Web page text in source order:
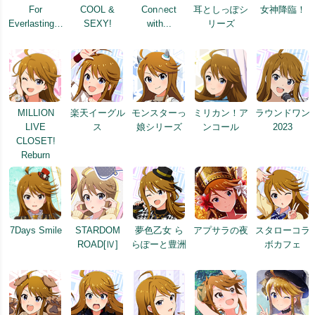
For
Everlasting…
COOL &
SEXY!
Con∩ect
with...
耳としっぽシ
リーズ
女神降臨！
MILLION
LIVE
CLOSET!
Reburn
楽天イーグル
ス
モンスターっ
娘シリーズ
ミリカン！ア
ンコール
ラウンドワン
2023
7Days Smile
STARDOM
ROAD[Ⅳ]
夢色乙女 ら
らぽーと豊洲
アプサラの夜
スタローコラ
ボカフェ